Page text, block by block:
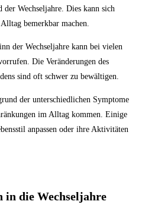
Wechseljahre.‍ Dies kann sich
bemerkbar machen.
der Wechseljahre kann bei vielen
Die Veränderungen des
sind oft schwer zu bewältigen.
der unterschiedlichen Symptome
im Alltag kommen. Einige⁤
anpassen oder ihre⁢ Aktivitäten
in die Wechseljahre